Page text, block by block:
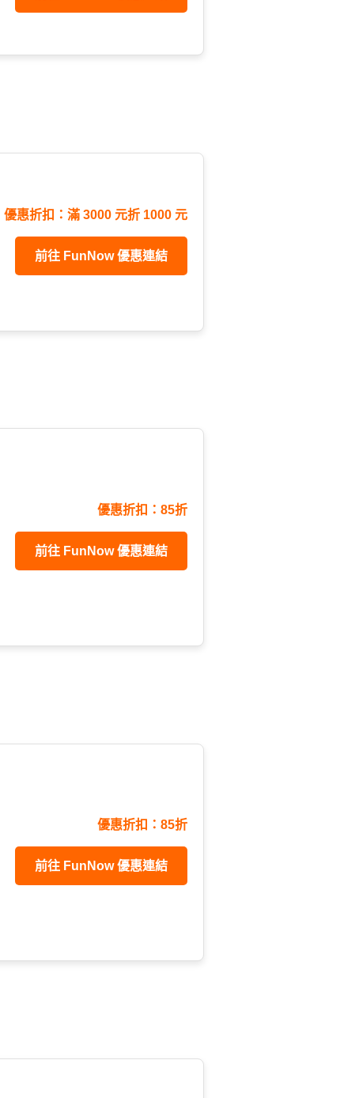
優惠折扣：滿 3000 元折 1000 元
前往 FunNow 優惠連結
優惠折扣：85折
前往 FunNow 優惠連結
優惠折扣：85折
前往 FunNow 優惠連結